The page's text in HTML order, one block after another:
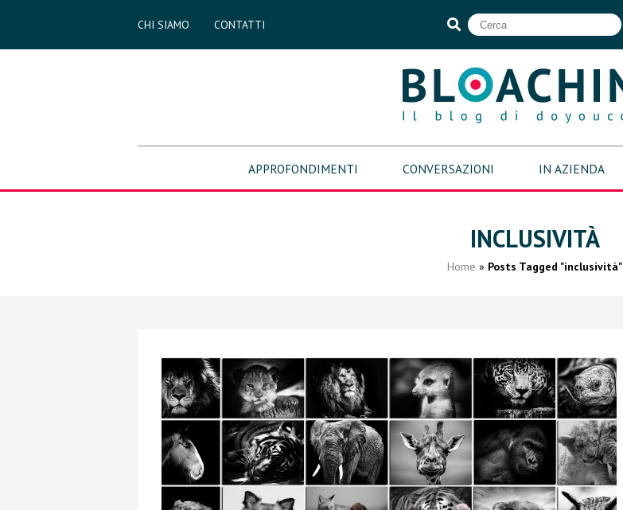
CHI SIAMO CONTATTI
APPROFONDIMENTI CONVERSAZIONI IN AZIENDA
INCLUSIVITÀ
Home » Posts Tagged "inclusività"